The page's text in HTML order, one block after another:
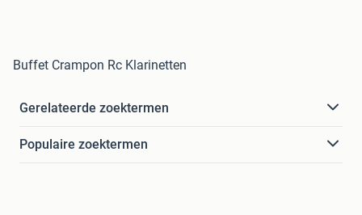
Buffet Crampon Rc Klarinetten
Gerelateerde zoektermen
Populaire zoektermen